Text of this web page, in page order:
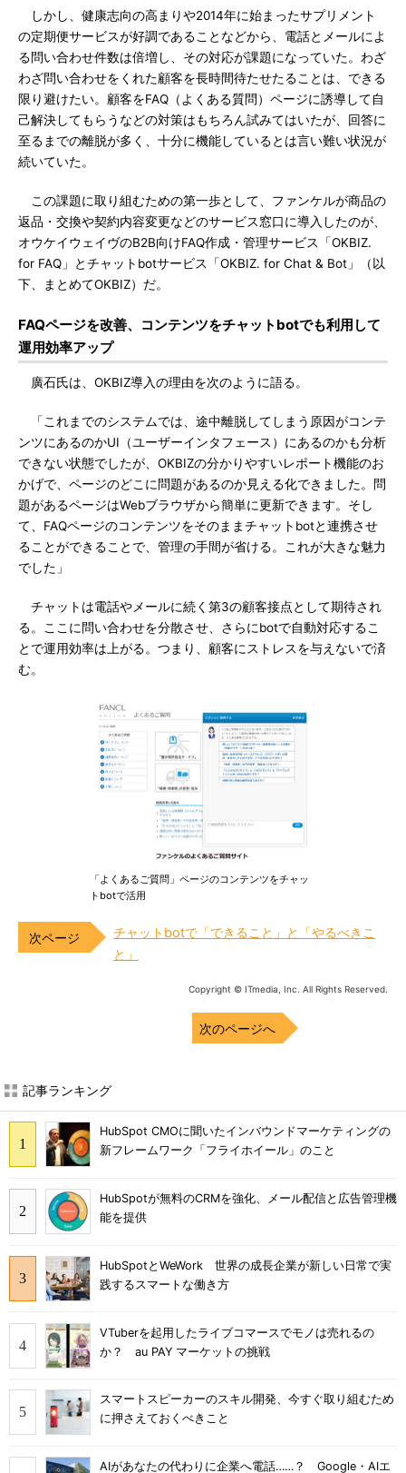
しかし、健康志向の高まりや2014年に始まったサプリメント
の定期便サービスが好調であることなどから、電話とメールによ
る問い合わせ件数は倍増し、その対応が課題になっていた。わざ
わざ問い合わせをくれた顧客を長時間待たせたることは、できる
限り避けたい。顧客をFAQ（よくある質問）ページに誘導して自
己解決してもらうなどの対策はもちろん試みてはいたが、回答に
至るまでの離脱が多く、十分に機能しているとは言い難い状況が
続いていた。
この課題に取り組むための第一歩として、ファンケルが商品の
返品・交換や契約内容変更などのサービス窓口に導入したのが、
オウケイウェイヴのB2B向けFAQ作成・管理サービス「OKBIZ.
for FAQ」とチャットbotサービス「OKBIZ. for Chat & Bot」（以
下、まとめてOKBIZ）だ。
FAQページを改善、コンテンツをチャットbotでも利用して
運用効率アップ
廣石氏は、OKBIZ導入の理由を次のように語る。
「これまでのシステムでは、途中離脱してしまう原因がコンテ
ンツにあるのかUI（ユーザーインタフェース）にあるのかも分析
できない状態でしたが、OKBIZの分かりやすいレポート機能のお
かげで、ページのどこに問題があるのか見える化できました。問
題があるページはWebブラウザから簡単に更新できます。そし
て、FAQページのコンテンツをそのままチャットbotと連携させ
ることができることで、管理の手間が省ける。これが大きな魅力
でした」
チャットは電話やメールに続く第3の顧客接点として期待され
る。ここに問い合わせを分散させ、さらにbotで自動対応するこ
とで運用効率は上がる。つまり、顧客にストレスを与えないで済
む。
「よくあるご質問」ページのコンテンツをチャッ
トbotで活用
チャットbotで「できること」と「やるべきこ
と」
Copyright © ITmedia, Inc. All Rights Reserved.
次のページへ
記事ランキング
HubSpot CMOに聞いたインバウンドマーケティングの
新フレームワーク「フライホイール」のこと
HubSpotが無料のCRMを強化、メール配信と広告管理機
能を提供
HubSpotとWeWork 世界の成長企業が新しい日常で実
践するスマートな働き方
VTuberを起用したライブコマースでモノは売れるの
か？ au PAY マーケットの挑戦
スマートスピーカーのスキル開発、今すぐ取り組むため
に押さえておくべきこと
AIがあなたの代わりに企業へ電話……？ Google・AIエ